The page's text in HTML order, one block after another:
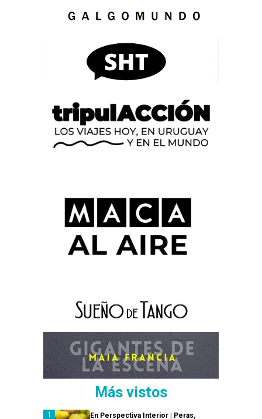
Más vistos
En Perspectiva Interior | Peras,